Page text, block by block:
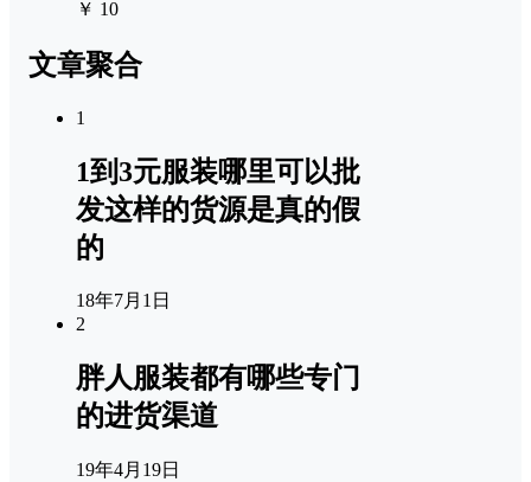
￥ 10
文章聚合
1
1到3元服装哪里可以批
发这样的货源是真的假
的
18年7月1日
2
胖人服装都有哪些专门
的进货渠道
19年4月19日